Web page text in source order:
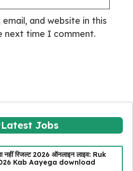
email, and website in this
next time I comment.
Latest Jobs
नहीं रिजल्ट 2026 ऑनलाइन लाइव: Ruk
Kab Aayega download